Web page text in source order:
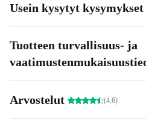
Usein kysytyt kysymykset
Tuotteen turvallisuus- ja
Arvostelut (4.6)